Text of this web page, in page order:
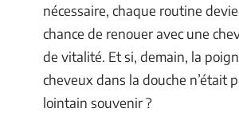
nécessaire, chaque routine
chance de renouer avec une
de vitalité. Et si, demain, la
cheveux dans la douche n’était
lointain souvenir ?